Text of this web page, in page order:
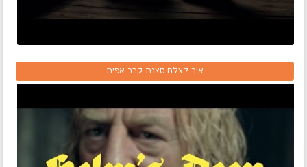
איך לצלם סצנת קרב אפית